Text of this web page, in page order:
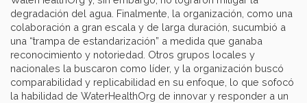
degradación del agua. Finalmente, la organización, como una
colaboración a gran escala y de larga duración, sucumbió a
una “trampa de estandarización” a medida que ganaba
reconocimiento y notoriedad. Otros grupos locales y
nacionales la buscaron como líder, y la organización buscó
comparabilidad y replicabilidad en su enfoque, lo que sofocó
la habilidad de WaterHealthOrg de innovar y responder a un